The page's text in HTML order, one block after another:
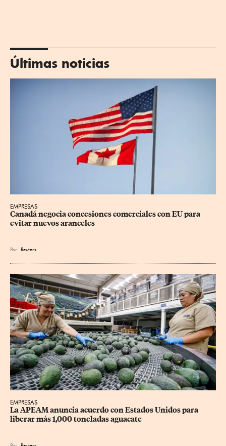
Últimas noticias
EMPRESAS
Canadá negocia concesiones comerciales con EU para
evitar nuevos aranceles
Por Reuters
EMPRESAS
La APEAM anuncia acuerdo con Estados Unidos para
liberar más 1,000 toneladas aguacate